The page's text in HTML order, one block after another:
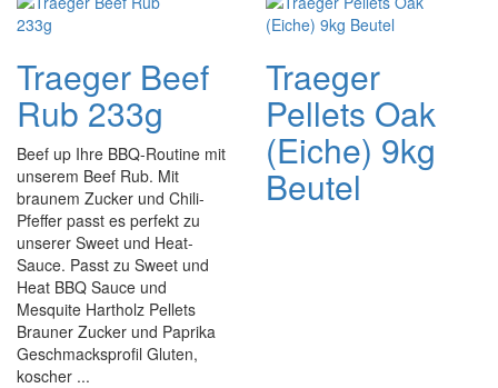
Traeger Beef
Rub 233g
Beef up Ihre BBQ-Routine mit
unserem Beef Rub. Mit
braunem Zucker und Chili-
Pfeffer passt es perfekt zu
unserer Sweet und Heat-
Sauce. Passt zu Sweet und
Heat BBQ Sauce und
Mesquite Hartholz Pellets
Brauner Zucker und Paprika
Geschmacksprofil Gluten,
koscher ...
Traeger
Pellets Oak
(Eiche) 9kg
Beutel